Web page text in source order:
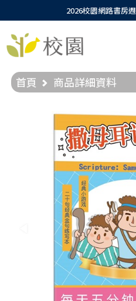
2026校園網路書房
首頁 商品詳細資料